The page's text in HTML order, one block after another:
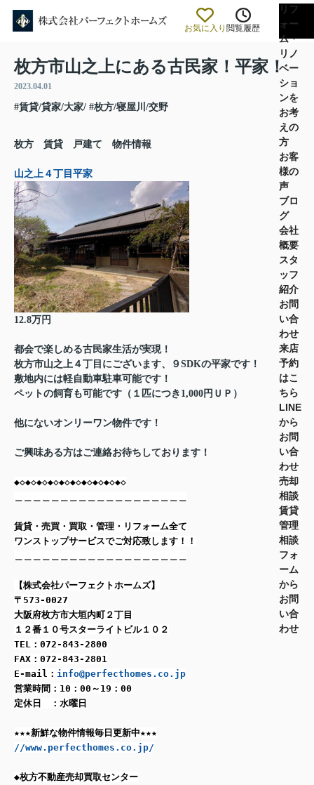
お気に入り 閲覧履歴
リフ
ォー
ム・
リノ
ベー
ショ
ンを
お考
えの
方
お客
様の
声
ブロ
グ
会社
概要
スタ
ッフ
紹介
お問
い合
わせ
来店
予約
はこ
ちら
LINE
から
お問
い合
わせ
売却
相談
賃貸
管理
相談
フォ
ーム
から
お問
い合
わせ
枚方市山之上にある古民家！平家！
2023.04.01
#賃貸/貸家/大家/ #枚方/寝屋川/交野
枚方 賃貸 戸建て 物件情報
山之上４丁目平家
12.8万円
都会で楽しめる古民家生活が実現！
枚方市山之上４丁目にございます、９SDKの平家です！
敷地内には軽自動車駐車可能です！
ペットの飼育も可能です（１匹につき1,000円ＵＰ）
他にないオンリーワン物件です！
ご興味ある方はご連絡お待ちしております！
◆◇◆◇◆◇◆◇◆◇◆◇◆◇◆◇◆◇◆◇
賃貸・売買・買取・管理・リフォーム全て
ワンストップサービスでご対応致します！！
【株式会社パーフェクトホームズ】
〒573-0027
大阪府枚方市大垣内町２丁目
１２番１０号スターライトビル１０２
TEL：072-843-2800
FAX：072-843-2801
E-mail： info@perfecthomes.co.jp
営業時間：10：00～19：00
定休日 ：水曜日
★★★新鮮な物件情報毎日更新中★★★
//www.perfecthomes.co.jp/
◆枚方不動産売却買取センター